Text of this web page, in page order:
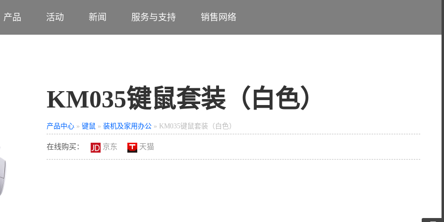
产品 活动 新闻 服务与支持 销售网络
KM035键鼠套装（白色）
产品中心 » 键鼠 » 装机及家用办公 » KM035键鼠套装（白色）
在线购买： 京东 天猫